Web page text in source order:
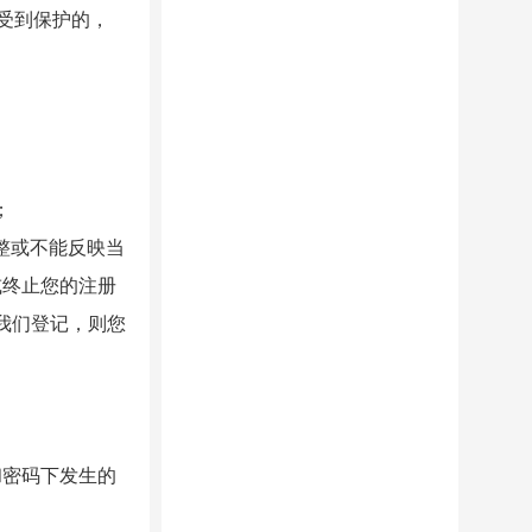
到保护的，
或不能反映当
止您的注册
们登记，则您
码下发生的